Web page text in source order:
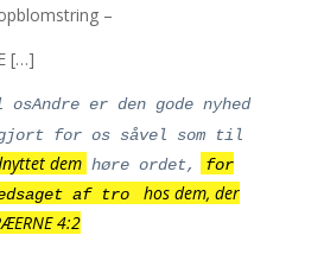
–
[…]
Andre er den gode nyhed
for os såvel som til
dem høre ordet,
for
af tro
hos dem, der
4:2